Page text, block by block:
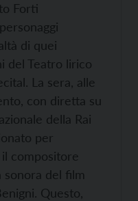
Forti
di quei
del Teatro lirico
La sera, alle
con diretta su
della Rai
per
il compositore
sonora del film
Questo,